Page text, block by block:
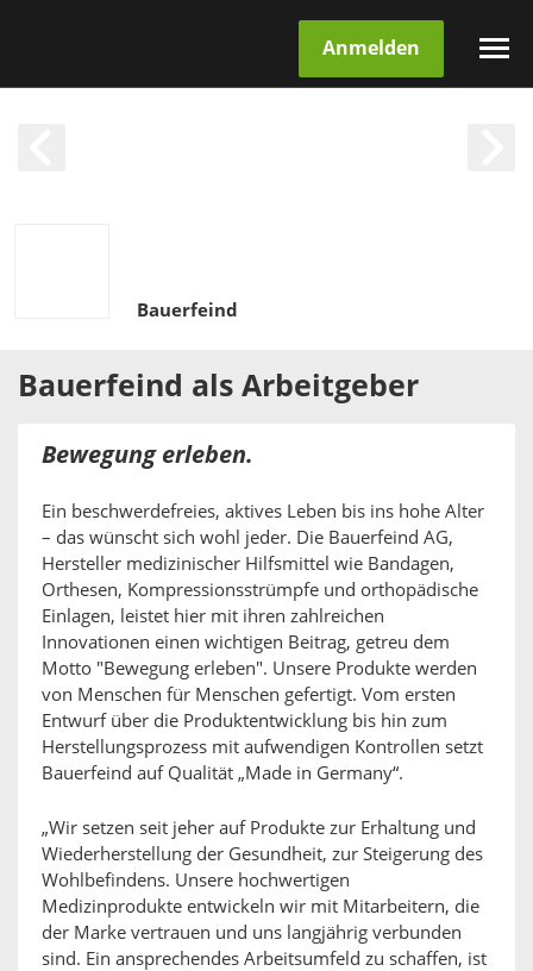
Anmelden
Bauerfeind
Bauerfeind als Arbeitgeber
Bewegung erleben.
Ein beschwerdefreies, aktives Leben bis ins hohe Alter
– das wünscht sich wohl jeder. Die Bauerfeind AG,
Hersteller medizinischer Hilfsmittel wie Bandagen,
Orthesen, Kompressionsstrümpfe und orthopädische
Einlagen, leistet hier mit ihren zahlreichen
Innovationen einen wichtigen Beitrag, getreu dem
Motto "Bewegung erleben". Unsere Produkte werden
von Menschen für Menschen gefertigt. Vom ersten
Entwurf über die Produktentwicklung bis hin zum
Herstellungsprozess mit aufwendigen Kontrollen setzt
Bauerfeind auf Qualität „Made in Germany“.
„Wir setzen seit jeher auf Produkte zur Erhaltung und
Wiederherstellung der Gesundheit, zur Steigerung des
Wohlbefindens. Unsere hochwertigen
Medizinprodukte entwickeln wir mit Mitarbeitern, die
der Marke vertrauen und uns langjährig verbunden
sind. Ein ansprechendes Arbeitsumfeld zu schaffen, ist